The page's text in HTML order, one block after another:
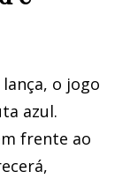
o jogo
azul.
frente ao